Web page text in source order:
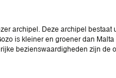
archipel. Deze archipel
is kleiner en groener dan
bezienswaardigheden zijn